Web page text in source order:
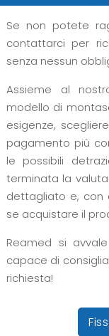
Se non potete
contattarci per
senza nessun
Assieme al
modello di
esigenze,
pagamento più
le possibili
terminata la
dettagliato e, con
se acquistare il
Reamed si
capace di
richiesta!